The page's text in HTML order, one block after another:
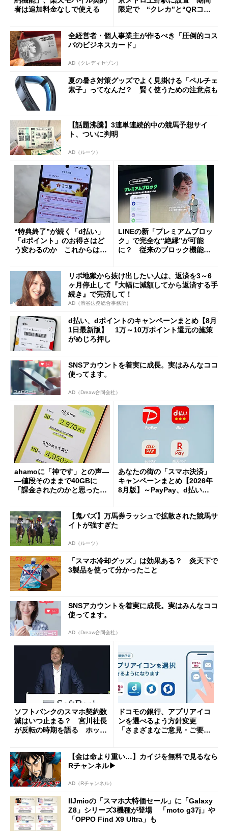
者は追加料金なしで使える
限定で “クレカ”と“QRコー
全経営者・個人事業主が作るべき「圧倒的コス
パのビジネスカード」
AD（クレディセゾン）
夏の暑さ対策グッズでよく見掛ける「ペルチェ
素子」ってなんだ？ 賢く使うための注意点も
【話題沸騰】3連単連続的中の競馬予想サイ
ト、ついに判明
AD（ルーツ）
“特典終了”が続く「d払い」
「dポイント」のお得さはど
う変わるのか これからは
LINEの新「プレミアムブロッ
ク」で完全な“絶縁”が可能
に？ 従来のブロック機能と
リボ地獄から抜け出したい人は、返済を3～6
ヶ月停止して『大幅に減額してから返済する手
続き』で完済して！
AD（渋谷法務総合事務所）
d払い、dポイントのキャンペーンまとめ【8月
1日最新版】 1万～10万ポイント還元の施策
がめじろ押し
SNSアカウントを着実に成長。実はみんなココ
使ってます。
AD（Dreaw合同会社）
ahamoに「神です」との声―
―値段そのままで40GBに
「課金されたのかと思った」
あなたの街の「スマホ決済」
キャンペーンまとめ【2026年
8月版】～PayPay、d払い、a
【鬼バズ】万馬券ラッシュで拡散された競馬サ
イトが強すぎた
AD（ルーツ）
「スマホ冷却グッズ」は効果ある？ 炎天下で
3製品を使って分かったこと
SNSアカウントを着実に成長。実はみんなココ
使ってます。
AD（Dreaw合同会社）
ソフトバンクのスマホ契約数
減はいつ止まる？ 宮川社長
が反転の時期を語る ホッピ
ドコモの銀行、アプリアイコ
ンを選べるよう方針変更
「さまざまなご意見・ご要望
【金は命より重い…】カイジを無料で見るなら
Rチャンネル▶︎
AD（Rチャンネル）
IIJmioの「スマホ大特価セール」に「Galaxy
Z8」シリーズ3機種が登場 「moto g37j」や
「OPPO Find X9 Ultra」も